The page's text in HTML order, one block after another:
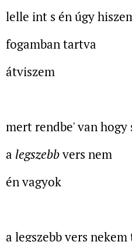
lelle int s én úgy
fogamban tartva
átviszem
mert rendbe' van hogy
a legszebbvers nem
én vagyok
a legszebb vers nekem